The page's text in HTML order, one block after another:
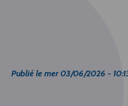
Publié le mer 03/06/2026 -